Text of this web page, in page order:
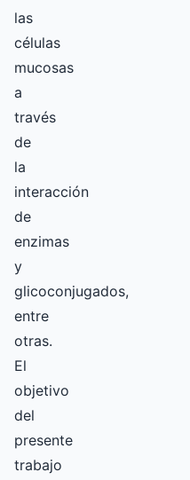
las
células
mucosas
a
través
de
la
interacción
de
enzimas
y
glicoconjugados,
entre
otras.
El
objetivo
del
presente
trabajo